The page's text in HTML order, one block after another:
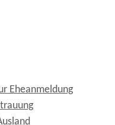
Eheanmeldung